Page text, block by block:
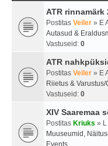
ATR rinnamärk
Postitas Veiler » E
Autasud &
Vastuseid: 0
ATR
Postitas Veiler » E
Riietus &
Vastuseid: 0
XIV Saaremaa
Postitas Kriuks » L
Muuseumid,
Events